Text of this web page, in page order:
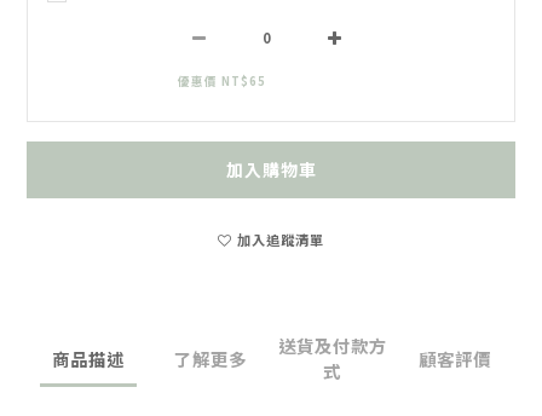
優惠價 NT$65
加入購物車
加入追蹤清單
商品描述 了解更多
送貨及付款方
式
顧客評價